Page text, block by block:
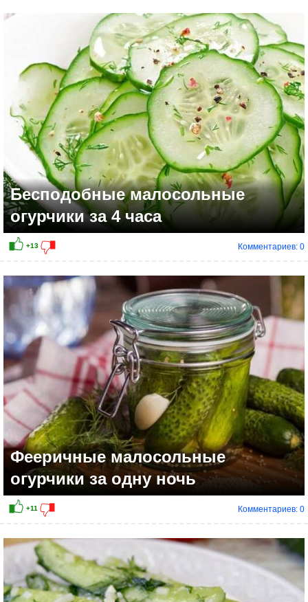
+3
Бесподобные малосольные
огурчики за 4 часа
Комментариев: 0
Фееричные малосольные
огурчики за одну ночь
Комментариев: 0